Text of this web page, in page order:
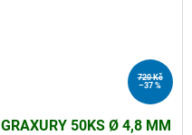
720 Kč
–37 %
GRAXURY 50KS Ø 4,8 MM